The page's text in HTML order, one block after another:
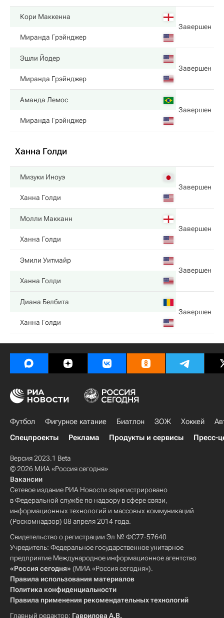
Кори Маккенна
Завершен
Миранда Грэйнджер
Эшли Йодер
Завершен
Миранда Грэйнджер
Аманда Лемос
Завершен
Миранда Грэйнджер
Ханна Голди
Мизуки Иноуэ
Завершен
Ханна Голди
Молли Макканн
Завершен
Ханна Голди
Эмили Уитмайр
Завершен
Ханна Голди
Диана Белбита
Завершен
Ханна Голди
Футбол Фигурное катание Биатлон ЗОЖ Хоккей
Спецпроекты
Реклама Продукты и сервисы Пресс-
Версия 2023.1 Beta
© 2026 МИА «Россия сегодня»
Вакансии
Сетевое издание РИА Новости зарегистрировано
в Федеральной службе по надзору в сфере связи,
информационных технологий и массовых коммуникаций
(Роскомнадзор) 08 апреля 2014 года.
Свидетельство о регистрации Эл № ФС77-57640
Учредитель: Федеральное государственное унитарное
предприятие Международное информационное агентство
«Россия сегодня» (МИА «Россия сегодня»).
Правила использования материалов
Политика конфиденциальности
Правила применения рекомендательных технологий
Главный редактор: Гаврилова А.В.